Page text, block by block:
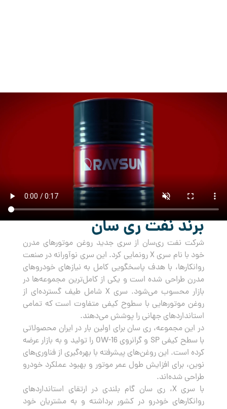
برند نفت ری سان
شرکت نفت ری‌سان از سری جدید روغن‌ موتورهای مدرن
خود با نام سری X رونمایی کرد. این سری نوآورانه در صنعت
روانکارها، با هدف پاسخگویی کامل به نیازهای خودروهای
مدرن طراحی شده است و یکی از کامل‌ترین مجموعه‌ها در
بازار محسوب می‌شود. سری X شامل طیف گسترده‌ای از
روغن‌ موتورهایی با سطوح کیفی متفاوت است که تمامی
استانداردهای جهانی را پوشش می‌دهند.
در این مجموعه، ری سان برای اولین بار در ایران محصولاتی
با سطح کیفی SP و گرانروی OW-16 را تولید و به بازار عرضه
کرده است. این روغن‌های پیشرفته با بهره‌گیری از فناوری‌های
نوین، برای افزایش طول عمر موتور و بهبود عملکرد خودرو
طراحی شده‌اند.
با سری X، ری سان گام بلندی در ارتقای استانداردهای
روانکارهای خودرو در کشور برداشته و به مشتریان خود